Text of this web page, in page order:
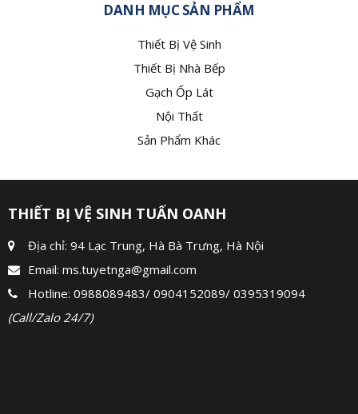
DANH MỤC SẢN PHẨM
Thiết Bị Vệ Sinh
Thiết Bị Nhà Bếp
Gạch Ốp Lát
Nội Thất
Sản Phẩm Khác
THIẾT BỊ VỆ SINH TUẤN OANH
Địa chỉ: 94 Lạc Trung, Hà Bà Trưng, Hà Nội
Email: ms.tuyetnga@gmail.com
Hotline: 0988089483/ 0904152089/ 0395319094
(Call/Zalo 24/7)